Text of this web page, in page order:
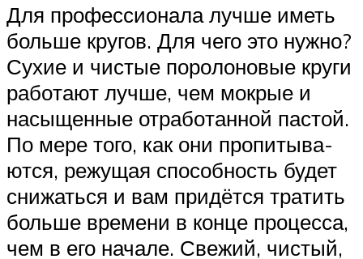
Для про­фес­си­о­на­ла луч­ше иметь
боль­ше кру­гов. Для чего это нуж­но?
Сухие и чистые поро­ло­но­вые кру­ги
рабо­та­ют луч­ше, чем мок­рые и
насы­щен­ные отра­бо­тан­ной пас­той.
По мере того, как они про­пи­ты­ва­
ют­ся, режу­щая спо­соб­ность будет
сни­жать­ся и вам при­дёт­ся тра­тить
боль­ше вре­ме­ни в кон­це про­цес­са,
чем в его нача­ле. Све­жий, чистый,